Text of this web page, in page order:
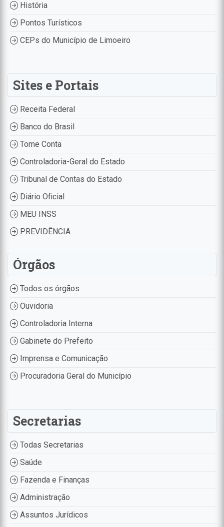
História
Pontos Turísticos
CEPs do Município de Limoeiro
Sites e Portais
Receita Federal
Banco do Brasil
Tome Conta
Controladoria-Geral do Estado
Tribunal de Contas do Estado
Diário Oficial
MEU INSS
PREVIDÊNCIA
Órgãos
Todos os órgãos
Ouvidoria
Controladoria Interna
Gabinete do Prefeito
Imprensa e Comunicação
Procuradoria Geral do Município
Secretarias
Todas Secretarias
Saúde
Fazenda e Finanças
Administração
Assuntos Jurídicos